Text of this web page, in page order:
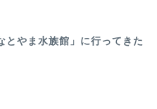
とやま水族館」に行ってきた